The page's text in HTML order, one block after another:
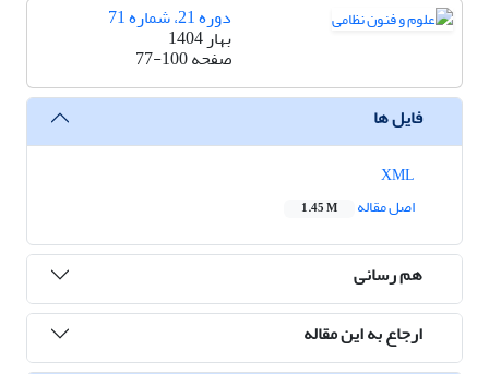
دوره 21، شماره 71
بهار 1404
صفحه77-100
فایل ها
اصل مقاله
1.45 M
هم رسانی
ارجاع به این مقاله